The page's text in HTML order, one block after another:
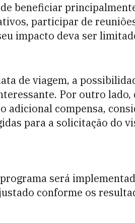
beneficiar
participar de
impacto deva ser
de viagem, a
Por outro lado,
adicional compensa,
para a solicitação do
será
conforme os